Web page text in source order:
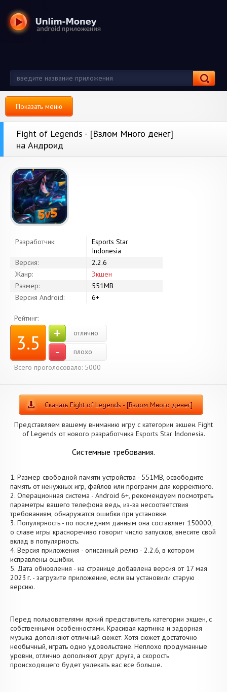
Показать меню
Fight of Legends - [Взлом Много денег]
на Андроид
Разработчик:
Esports Star
Indonesia
Версия:
2.2.6
Жанр:
Экшен
Размер:
551MB
Версия Android:
6+
Рейтинг:
3.5 + отлично
-
плохо
Всего проголосовало: 5000
Скачать Fight of Legends - [Взлом Много денег]
Представляем вашему вниманию игру с категории экшен. Fight
of Legends от нового разработчика Esports Star Indonesia.
Системные требования.
1. Размер свободной памяти устройства - 551MB, освободите
память от ненужных игр, файлов или программ для корректного.
2. Операционная система - Android 6+, рекомендуем посмотреть
параметры вашего телефона ведь, из-за несоответствия
требованиям, обнаружатся ошибки при установке.
3. Популярность - по последним данным она составляет 150000,
о cлаве игры красноречиво говорит число запусков, внесите свой
вклад в популярность.
4. Версия приложения - описанный релиз - 2.2.6, в котором
исправлены ошибки.
5. Дата обновления - на странице добавлена версия от 17 мая
2023 г. - загрузите приложение, если вы установили старую
версию.
Перед пользователями яркий представитель категории экшен, с
собственными особенностями. Красивая картинка и задорная
музыка дополняют отличный сюжет. Хотя сюжет достаточно
необычный, играть одно удовольствие. Неплохо продуманные
уровни, отлично дополняют друг друга, а скорость
происходящего будет увлекать вас все больше.